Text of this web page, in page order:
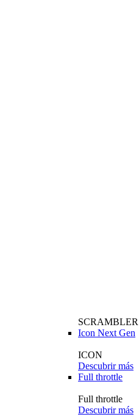
SCRAMBLER
Icon Next Gen
ICON
Descubrir más
Full throttle
Full throttle
Descubrir más